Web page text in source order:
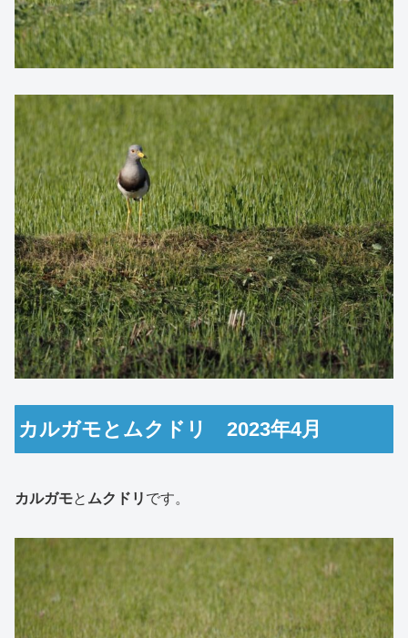
カルガモとムクドリ 2023年4月
カルガモと ムクドリ です。